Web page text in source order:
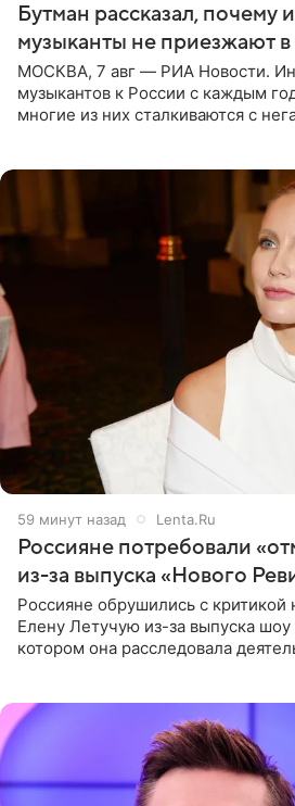
Бутман рассказал, почему
музыканты не приезжают
МОСКВА, 7 авг — РИА Новости.
музыкантов к России с каждым
многие из них сталкиваются с
59 минут назад Lenta.Ru
Россияне потребовали
из-за выпуска «Нового
Россияне обрушились с
Елену Летучую из-за выпуска
котором она расследовала